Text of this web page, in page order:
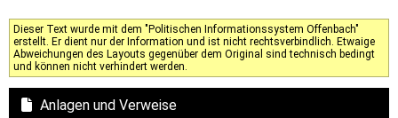
Dieser Text wurde mit dem "Politischen Informationssystem Offenbach"
erstellt. Er dient nur der Information und ist nicht rechtsverbindlich. Etwaige
Abweichungen des Layouts gegenüber dem Original sind technisch bedingt
und können nicht verhindert werden.
Anlagen und Verweise